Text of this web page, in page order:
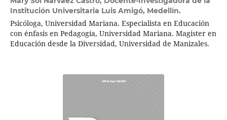
Institución Universitaria Luis Amigó, Medellín.
Psicóloga, Universidad Mariana. Especialista en Educación
con énfasis en Pedagogía, Universidad Mariana. Magister en
Educación desde la Diversidad, Universidad de Manizales.